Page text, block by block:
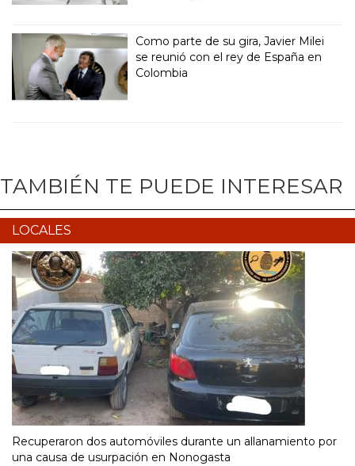
Como parte de su gira, Javier Milei
se reunió con el rey de España en
Colombia
TAMBIÉN TE PUEDE INTERESAR
LOCALES
Recuperaron dos automóviles durante un allanamiento por
una causa de usurpación en Nonogasta